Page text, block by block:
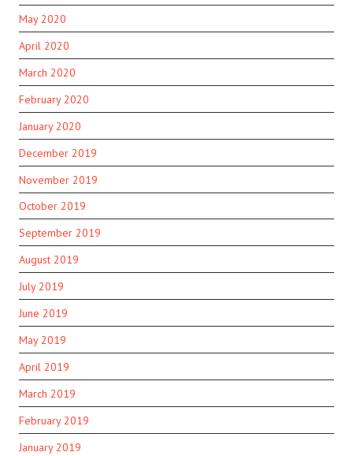
May 2020
April 2020
March 2020
February 2020
January 2020
December 2019
November 2019
October 2019
September 2019
August 2019
July 2019
June 2019
May 2019
April 2019
March 2019
February 2019
January 2019